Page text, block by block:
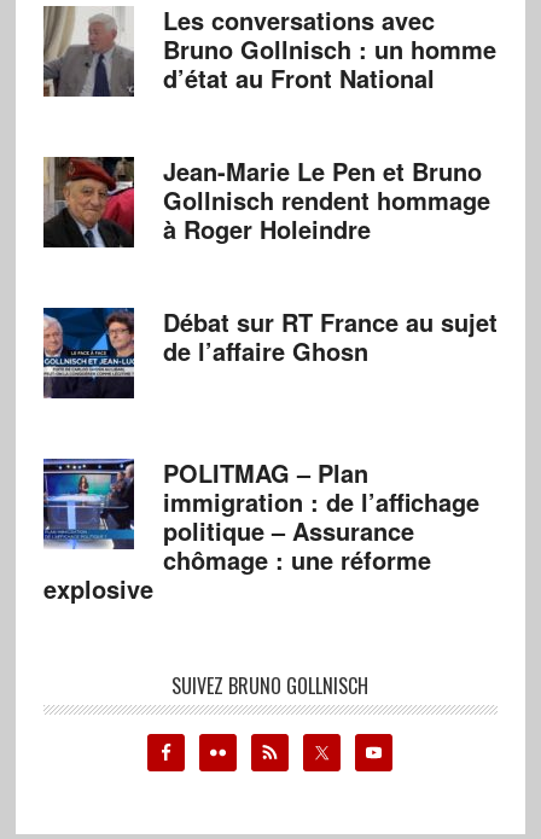
Les conversations avec
Bruno Gollnisch : un homme
d’état au Front National
Jean-Marie Le Pen et Bruno
Gollnisch rendent hommage
à Roger Holeindre
Débat sur RT France au sujet
de l’affaire Ghosn
POLITMAG – Plan
immigration : de l’affichage
politique – Assurance
chômage : une réforme
explosive
SUIVEZ BRUNO GOLLNISCH